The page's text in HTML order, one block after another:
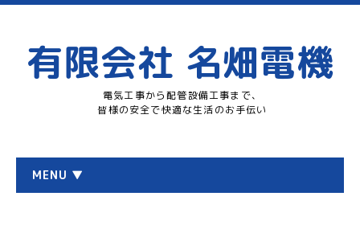
有限会社 名畑電機
電気工事から配管設備工事まで、
皆様の安全で快適な生活のお手伝い
MENU ▼